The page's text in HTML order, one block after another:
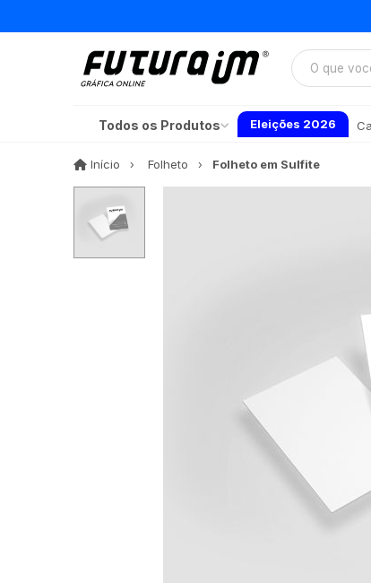
Todos os Produtos Eleições 2026
Início InícioFolheto Folheto em Sulfite